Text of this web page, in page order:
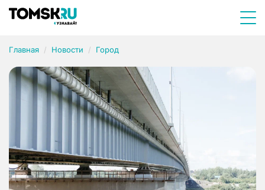
Главная Новости Город